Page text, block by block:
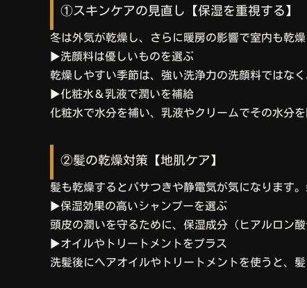
①スキンケアの見直し【保湿を重視する】
冬は外気が乾燥し、さらに暖房の影響で室内も乾
▶︎洗顔料は優しいものを選ぶ
乾燥しやすい季節は、強い洗浄力の洗顔料ではな
▶︎化粧水＆乳液で潤いを補給
化粧水で水分を補い、乳液やクリームでその水分
②髪の乾燥対策【地肌ケア】
髪も乾燥するとパサつきや静電気が気になります
▶︎保湿効果の高いシャンプーを選ぶ
頭皮の潤いを守るために、保湿成分（ヒアルロン
▶︎オイルやトリートメントをプラス
洗髪後にヘアオイルやトリートメントを使うと、